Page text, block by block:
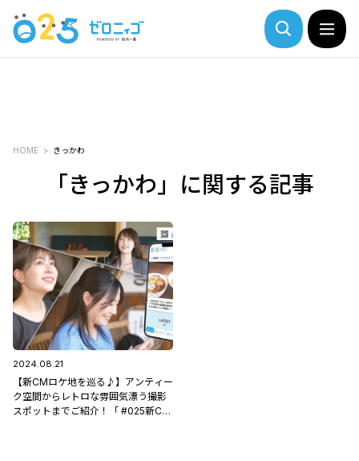
HOME きっかわ
「きっかわ」に関する記事
2024.08.21
【新CMロケ地を巡る♪】アンティー
ク空間からレトロな雰囲気漂う撮影
スポットまでご紹介！「 #025新CM